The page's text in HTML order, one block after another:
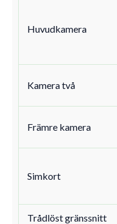
Huvudkamera
Kamera två
Främre kamera
Simkort
Trådlöst gränssnitt